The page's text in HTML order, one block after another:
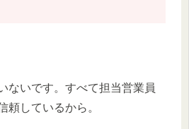
ないです。すべて担当営業員
頼しているから。